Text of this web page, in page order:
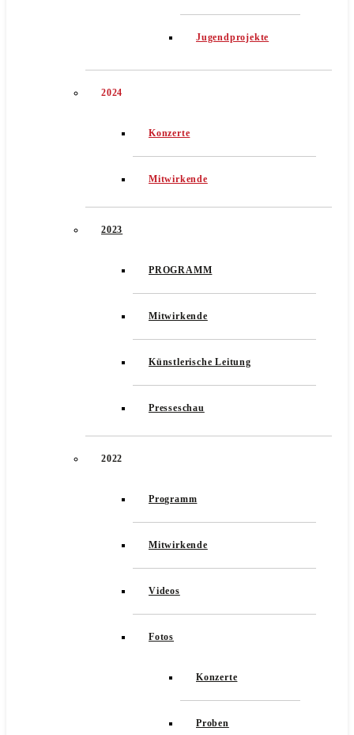
Jugendprojekte
2024
Konzerte
Mitwirkende
2023
PROGRAMM
Mitwirkende
Künstlerische Leitung
Presseschau
2022
Programm
Mitwirkende
Videos
Fotos
Konzerte
Proben